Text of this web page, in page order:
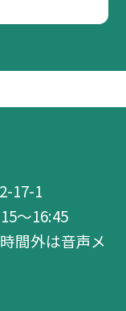
17-1
～16:45
間外は音声メ